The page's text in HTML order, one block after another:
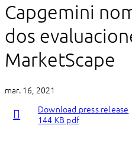
Capgemini
dos
MarketScape
mar. 16, 2021
Download press release
144 KB pdf